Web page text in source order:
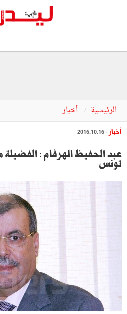
الرئيسية أخبار
أخبار - 2016.10.16
عبد الحفيظ الهرڤام :
تونس